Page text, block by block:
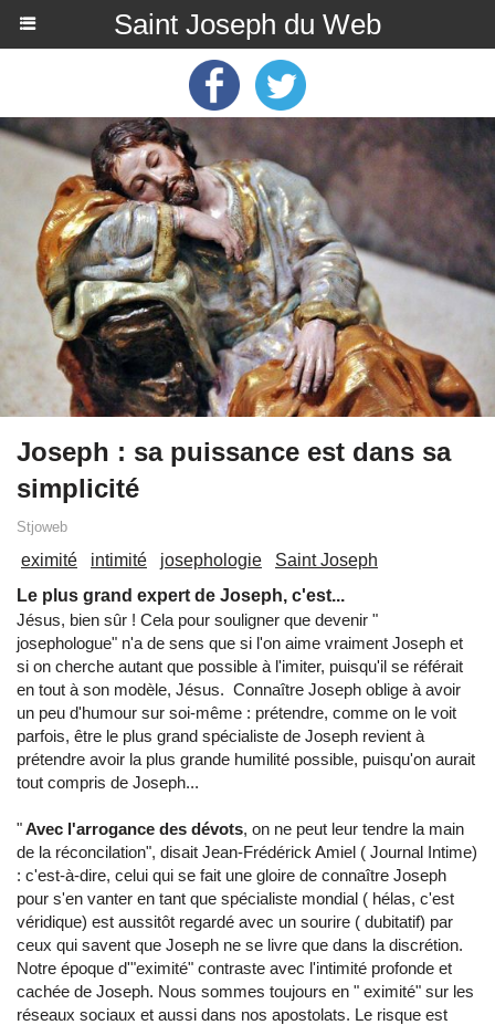
Saint Joseph du Web
Joseph : sa puissance est dans sa
simplicité
Stjoweb
eximité intimité josephologie
Saint Joseph
Le plus grand expert de Joseph, c'est...
Jésus, bien sûr ! Cela pour souligner que devenir "
josephologue" n'a de sens que si l'on aime vraiment Joseph et
si on cherche autant que possible à l'imiter, puisqu'il se référait
en tout à son modèle, Jésus. Connaître Joseph oblige à avoir
un peu d'humour sur soi-même : prétendre, comme on le voit
parfois, être le plus grand spécialiste de Joseph revient à
prétendre avoir la plus grande humilité possible, puisqu'on aurait
tout compris de Joseph...
"Avec l'arrogance des dévots, on ne peut leur tendre la main
de la réconcilation", disait Jean-Frédérick Amiel ( Journal Intime)
: c'est-à-dire, celui qui se fait une gloire de connaître Joseph
pour s'en vanter en tant que spécialiste mondial ( hélas, c'est
véridique) est aussitôt regardé avec un sourire ( dubitatif) par
ceux qui savent que Joseph ne se livre que dans la discrétion.
Notre époque d'"eximité" contraste avec l'intimité profonde et
cachée de Joseph. Nous sommes toujours en " eximité" sur les
réseaux sociaux et aussi dans nos apostolats. Le risque est